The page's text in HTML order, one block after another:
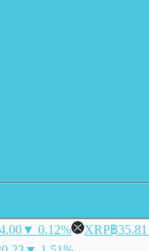
▼ 0.12% XRP฿35.81